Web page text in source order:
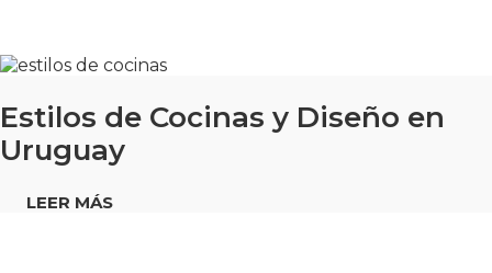
Estilos de Cocinas y Diseño en
Uruguay
LEER MÁS